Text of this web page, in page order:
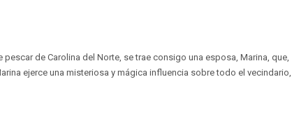
de Carolina del Norte, se trae consigo una esposa, Marina, que,
ejerce una misteriosa y mágica influencia sobre todo el vecindario,